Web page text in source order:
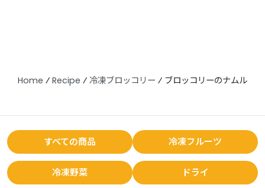
Home ⁄ Recipe ⁄ 冷凍ブロッコリー ⁄ ブロッコリーのナムル
すべての商品 冷凍フルーツ
冷凍野菜 ドライ